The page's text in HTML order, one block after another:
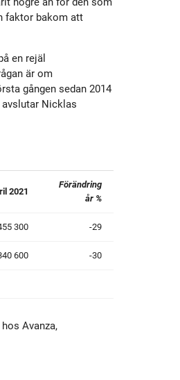
faktor bakom att
en rejäl
är om
gången sedan 2014
avslutar Nicklas
2021
Förändring
år %
300 -29
600 -30
Avanza,